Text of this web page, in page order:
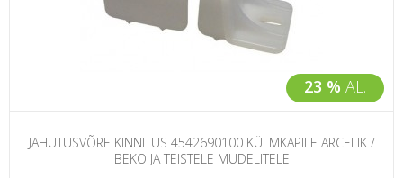
23 % AL.
JAHUTUSVÕRE KINNITUS 4542690100 KÜLMKAPILE ARCELIK /
BEKO JA TEISTELE MUDELITELE